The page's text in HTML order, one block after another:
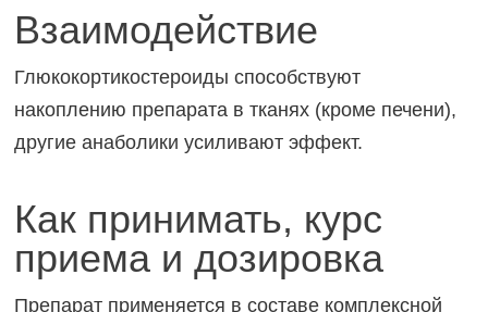
Взаимодействие
Глюкокортикостероиды способствуют
накоплению препарата в тканях (кроме печени),
другие анаболики усиливают эффект.
Как принимать, курс
приема и дозировка
Препарат применяется в составе комплексной